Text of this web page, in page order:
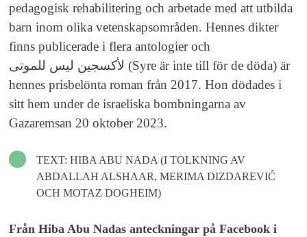
pedagogisk rehabilitering och arbetade med att utbilda
barn inom olika vetenskapsområden. Hennes dikter
finns publicerade i flera antologier och
لأكسجين ليس للموتى (Syre är inte till för de döda) är
hennes prisbelönta roman från 2017. Hon dödades i
sitt hem under de israeliska bombningarna av
Gazaremsan 20 oktober 2023.
TEXT: HIBA ABU NADA (I TOLKNING AV
ABDALLAH ALSHAAR, MERIMA DIZDAREVIĆ
OCH MOTAZ DOGHEIM)
Från Hiba Abu Nadas anteckningar på Facebook i